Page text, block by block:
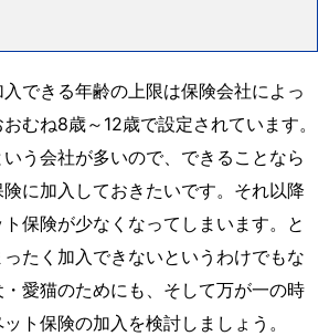
できる年齢の上限は保険会社によっ
むね8歳～12歳で設定されています。
う会社が多いので、できることなら
に加入しておきたいです。それ以降
保険が少なくなってしまいます。と
たく加入できないというわけでもな
愛猫のためにも、そして万が一の時
ト保険の加入を検討しましょう。